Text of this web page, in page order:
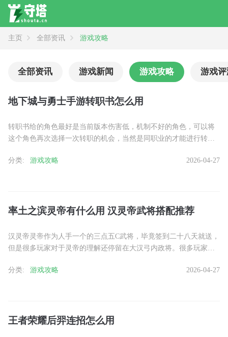
全部 新闻 攻略 评测
主页 全部资讯 游戏攻略
全部资讯 游戏新闻 游戏攻略 游戏评
地下城与勇士手游转职书怎么用
转职书给的角色最好是当前版本伤害低，机制不好的角色，可以将
这个角色再次选择一次转职的机会，当然是同职业的才能进行转
大枪等......
分类: 游戏攻略 2026-04-27
率土之滨灵帝有什么用 汉灵帝武将搭配推荐
汉灵帝灵帝作为人手一个的三点五C武将，毕竟签到二十八天就送，
但是很多玩家对于灵帝的理解还停留在大汉弓内政将。很多玩家看
分类:
游戏攻略 2026-04-27
王者荣耀后羿连招怎么用